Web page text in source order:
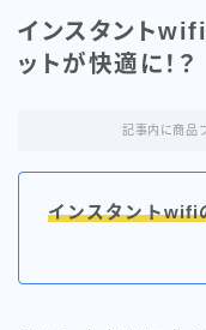
「NURO
インスタント
ットが快適に！？
記事内に商品
インスタントwifi